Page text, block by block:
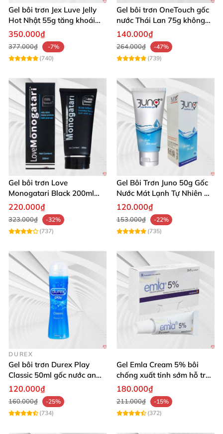
Gel bôi trơn Jex Luve Jelly
Hot Nhật 55g tăng khoái
cảm nữ giới
350.000₫
377.000₫
-7%
(740)
Gel bôi trơn OneTouch gốc
nước Thái Lan 75g không
gây kích ứng
140.000₫
264.000₫
-47%
(739)
Gel bôi trơn Love
Monogatari Black 200ml
gốc nước không mùi an
220.000₫
323.000₫
-32%
(737)
Gel Bôi Trơn Juno 50g Gốc
Nước Mát Lạnh Tự Nhiên An
Toàn
120.000₫
153.000₫
-22%
(735)
DUREX
Gel bôi trơn Durex Play
Classic 50ml gốc nước an
toàn tăng độ ẩm âm đạo
120.000₫
160.000₫
-25%
(734)
Gel Emla Cream 5% bôi
chống xuất tinh sớm hỗ trợ
quan hệ lâu
180.000₫
211.000₫
-15%
(372)